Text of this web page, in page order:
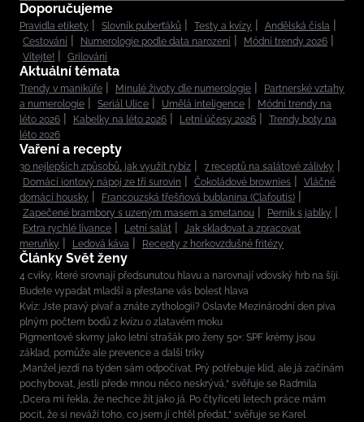
Doporučujeme
Pravidla etikety Slovník puberťáků Testy a kvízy
Andělská čísla
Cestování
Numerologie podle data narození
Módní trendy 2026
Vítejte!
Grilování
Aktuální témata
Trendy v manikúře Minulé životy dle numerologie
Partnerské vztahy
a numerologie
Seriál Ulice Umělá inteligence
Módní trendy na
léto 2026
Kabelky na léto 2026 Letní účesy 2026
Trendy boty na
léto 2026
Vaření a recepty
30 nejlepších způsobů, jak využít rybíz
7 receptů na salátové zálivky
Domácí iontový nápoj ze tří surovin
Čokoládové brownies
Vláčné
domácí housky
Francouzská třešňová bublanina (Clafoutis)
Zapečené brambory s uzeným masem a smetanou
Perník s jablky
Extra rychlé lívance
Letní salát
Jak skladovat a zpracovat
meruňky
Ledová káva Recepty z horkovzdušné fritézy
Články Svět ženy
4 cviky, které srovnají předsunutou hlavu a narovnají vdovský hrb na šíji.
Budete vypadat mladší a přestane vás bolest hlava
Kvíz: Jste pravý pivař a znáte zythologii? Oslavte Mezinárodní den piva
plným počtem bodů z kvízu o zlatavém moku
Pigmentové skvrny jako letní strašák pro ženy 50+: SPF krémy jsou
základ, pomůže ale prevence a další triky
„Manžel jezdí na týden sám odpočívat. Prý potřebuje klid, ale já začínám
pochybovat, jestli přede mnou něco neskrývá,“ svěřuje se Radmila
„Dcera mi řekla, že nechce žít jako já. Po čtyřiceti letech práce mám
pocit, že si neváží toho, co jsem jí chtěl předat,“ svěřuje se Karel